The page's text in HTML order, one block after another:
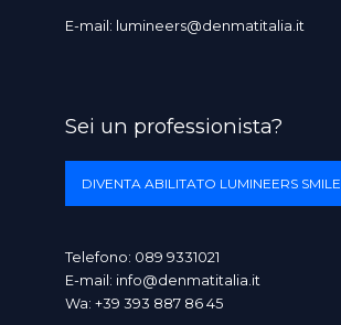
E-mail: lumineers@denmatitalia.it
Sei un professionista?
DIVENTA ABILITATO LUMINEERS SMILE
Telefono: 089 9331021
E-mail: info@denmatitalia.it
Wa: +39 393 887 86 45